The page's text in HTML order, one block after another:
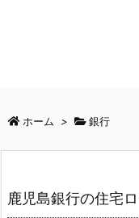
ホーム > 銀行
鹿児島銀行の住宅